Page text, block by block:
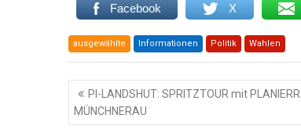
Facebook X
ausgewählte Informationen Politik Wahlen
Beitragsnavigation
PI-LANDSHUT: SPRITZTOUR mit
MÜNCHNERAU